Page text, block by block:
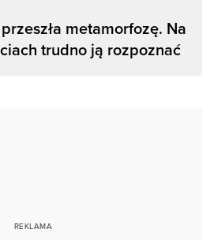
metamorfozę. Na
trudno ją rozpoznać